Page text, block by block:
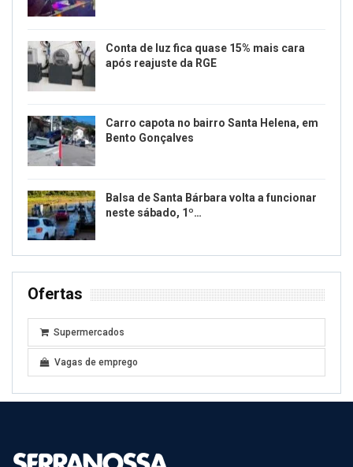
Conta de luz fica quase 15% mais cara
após reajuste da RGE
Carro capota no bairro Santa Helena, em
Bento Gonçalves
Balsa de Santa Bárbara volta a funcionar
neste sábado, 1º…
Ofertas
Supermercados
Vagas de emprego